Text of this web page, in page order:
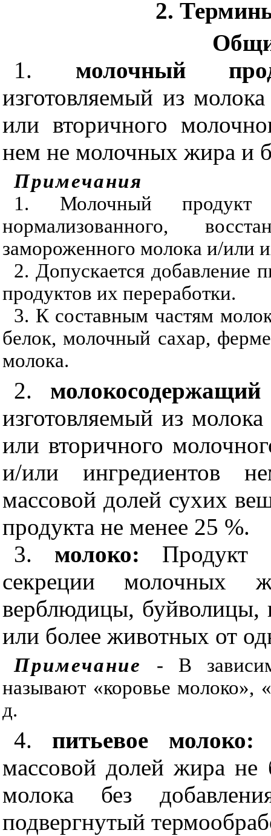
2.
1. молочный
изготовляемый из
или вторичного
нем не молочных жира и
Примечания
1. Молочный продукт
нормализованного,
замороженного молока и/или
2. Допускается добавление
продуктов их переработки.
3. К составным частям
белок, молочный сахар,
молока.
2.
изготовляемый из
или вторичного
и/или ингредиентов
массовой долей сухих
продукта не менее 25 %.
3. молоко:
Продукт
секреции молочных
верблюдицы, буйволицы,
или более животных от
Примечание - В
называют «коровье молоко»,
д.
4. питьевое молоко:
массовой долей жира не
молока без
подвергнутый